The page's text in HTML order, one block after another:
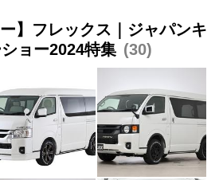
】フレックス｜ジャパンキ
ョー2024特集
30